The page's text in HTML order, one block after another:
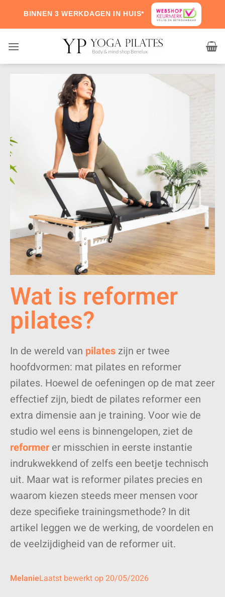
BINNEN 3 WERKDAGEN IN HUIS*
Wat is reformer
pilates?
In de wereld van pilates zijn er twee
hoofdvormen: mat pilates en reformer
pilates. Hoewel de oefeningen op de mat zeer
effectief zijn, biedt de pilates reformer een
extra dimensie aan je training. Voor wie de
studio wel eens is binnengelopen, ziet de
reformer er misschien in eerste instantie
indrukwekkend of zelfs een beetje technisch
uit. Maar wat is reformer pilates precies en
waarom kiezen steeds meer mensen voor
deze specifieke trainingsmethode? In dit
artikel leggen we de werking, de voordelen en
de veelzijdigheid van de reformer uit.
MelanieLaatst bewerkt op 20/05/2026